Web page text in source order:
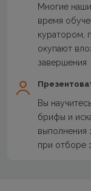
Многие
время
куратором,
окупают
завершения
Вы
брифы и
выполнения
при отборе